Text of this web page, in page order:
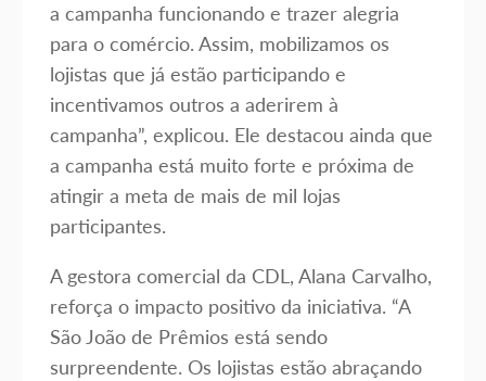
a campanha funcionando e trazer alegria
para o comércio. Assim, mobilizamos os
lojistas que já estão participando e
incentivamos outros a aderirem à
campanha”, explicou. Ele destacou ainda que
a campanha está muito forte e próxima de
atingir a meta de mais de mil lojas
participantes.
A gestora comercial da CDL, Alana Carvalho,
reforça o impacto positivo da iniciativa. “A
São João de Prêmios está sendo
surpreendente. Os lojistas estão abraçando